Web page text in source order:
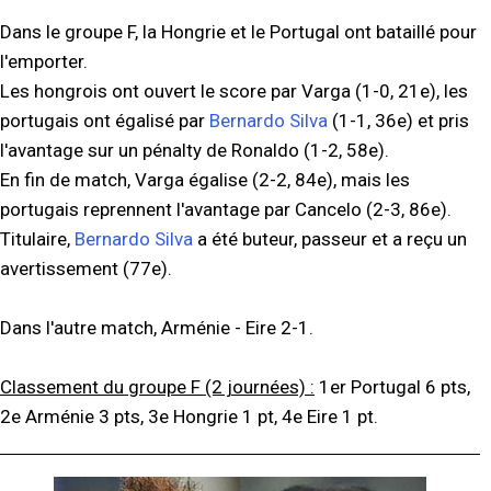
Dans le groupe F, la Hongrie et le Portugal ont bataillé pour
l'emporter.
Les hongrois ont ouvert le score par Varga (1-0, 21e), les
portugais ont égalisé par Bernardo Silva (1-1, 36e) et pris
l'avantage sur un pénalty de Ronaldo (1-2, 58e).
En fin de match, Varga égalise (2-2, 84e), mais les
portugais reprennent l'avantage par Cancelo (2-3, 86e).
Titulaire, Bernardo Silva a été buteur, passeur et a reçu un
avertissement (77e).
Dans l'autre match, Arménie - Eire 2-1.
Classement du groupe F (2 journées) : 1er Portugal 6 pts,
2e Arménie 3 pts, 3e Hongrie 1 pt, 4e Eire 1 pt.